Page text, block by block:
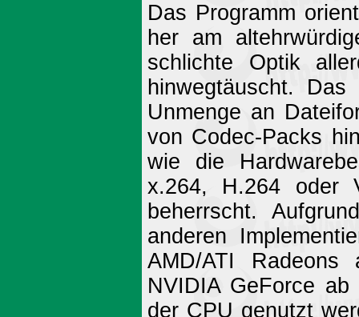
Das Programm
her am
schlichte Optik
hinwegtäuscht.
Unmenge an
von Codec-Packs
wie die
x.264, H.264 oder
beherrscht.
anderen
AMD/ATI
NVIDIA GeForce
der CPU genutzt